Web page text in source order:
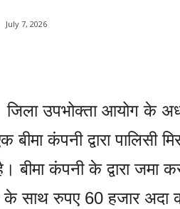
July 7, 2026
जिला उपभोक्ता आयोग के
कंपनी द्वारा
बीमा कंपनी के द्वारा जमा
साथ रुपए 60 हजार अदा